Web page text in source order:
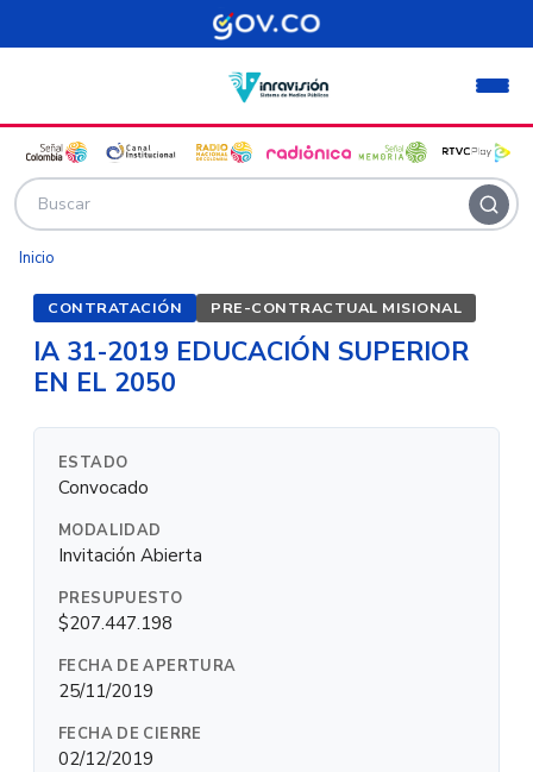
Pasar al contenido principal
Inicio
CONTRATACIÓN PRE-CONTRACTUAL MISIONAL
IA 31-2019 EDUCACIÓN SUPERIOR
EN EL 2050
ESTADO
Convocado
MODALIDAD
Invitación Abierta
PRESUPUESTO
$207.447.198
FECHA DE APERTURA
25/11/2019
FECHA DE CIERRE
02/12/2019